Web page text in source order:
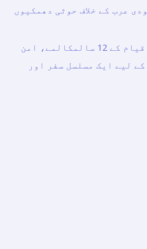
عرب کے خلاف حوثی دھمکیوں
مسلم کونسل آف ایلڈرز کے قیام کے 12 سالمکالمے، امن
لیے ایک مسلسل سفر اور